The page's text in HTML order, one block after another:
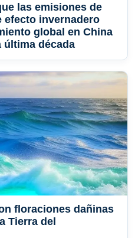
las emisiones de
efecto invernadero
global en China
última década
floraciones dañinas
Tierra del